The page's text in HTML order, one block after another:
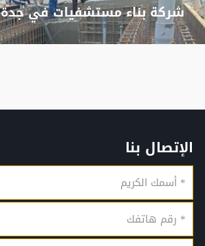
شركة بناء مستشفيات في جدة
الإتصال بنا